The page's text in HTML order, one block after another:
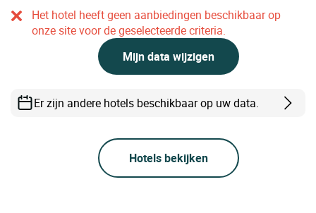
Het hotel heeft geen aanbiedingen beschikbaar op
onze site voor de geselecteerde criteria.
Mijn data wijzigen
Er zijn andere hotels beschikbaar op uw data.
Hotels bekijken